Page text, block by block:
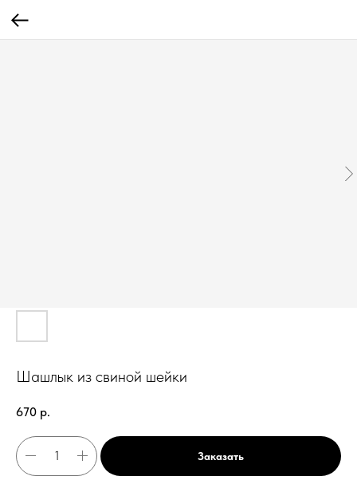
Шашлык из свиной шейки
670 р.
Заказать